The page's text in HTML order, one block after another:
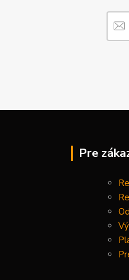
Pre